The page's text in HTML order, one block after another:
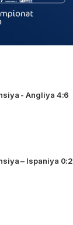
- Angliya 4:6
– Ispaniya 0:2